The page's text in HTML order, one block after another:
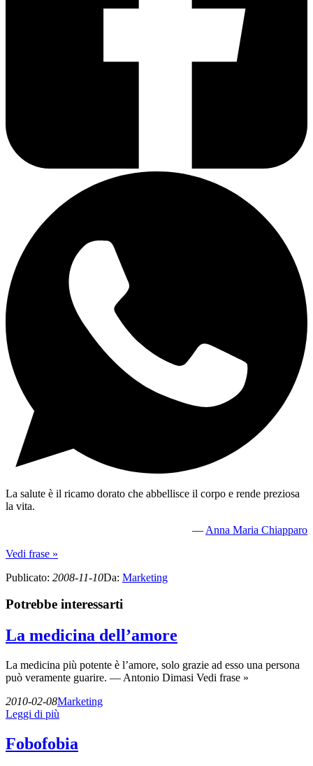
La salute è il ricamo dorato che abbellisce il corpo e rende preziosa
la vita.
— Anna Maria Chiapparo
Vedi frase »
Publicato: 2008-11-10Da: Marketing
Potrebbe interessarti
La medicina dell’amore
La medicina più potente è l’amore, solo grazie ad esso una persona
può veramente guarire. — Antonio Dimasi Vedi frase »
2010-02-08Marketing
Leggi di più
Fobofobia